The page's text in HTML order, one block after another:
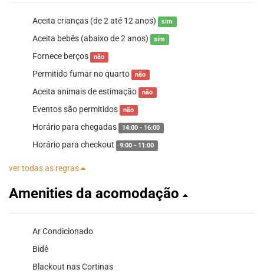
Aceita crianças (de 2 até 12 anos) sim
Aceita bebês (abaixo de 2 anos) sim
Fornece berços não
Permitido fumar no quarto não
Aceita animais de estimação não
Eventos são permitidos não
Horário para chegadas 14:00 - 16:00
Horário para checkout 9:00 - 11:00
ver todas as regras
Amenities da acomodação
Ar Condicionado
Bidê
Blackout nas Cortinas